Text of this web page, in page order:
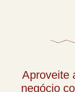
Aproveite
negócio